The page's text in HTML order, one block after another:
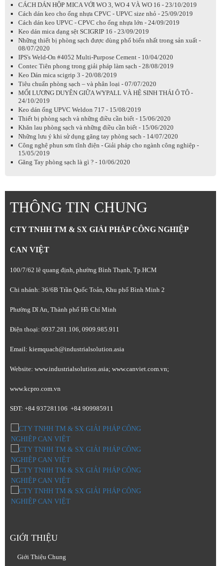
CÁCH DÁN HỘP MICA VỚI WO 3, WO 4 VÀ WO 16 - 23/10/2019
Cách dán keo cho ống nhựa CPVC - UPVC size nhỏ - 25/09/2019
Cách dán keo UPVC - CPVC cho ống nhựa lớn - 24/09/2019
Keo dán mica dạng sệt SCIGRIP 16 - 23/09/2019
Những thiết bị phòng sạch được dùng phổ biến nhất trong sản xuất -
08/07/2020
IPS's Weld-On #4052 Multi-Purpose Cement - 10/04/2020
Contec Tiên phong trong giải pháp làm sạch - 28/08/2019
Keo Dán mica scigrip 3 - 20/08/2019
Tiêu chuẩn phòng sạch – và phân loại - 07/07/2020
MỐI LƯƠNG DUYÊN GIỮA WYPALL VÀ HỆ SINH THÁI Ô TÔ -
24/10/2019
Keo dán ống UPVC Weldon 717 - 15/08/2019
Thiết bị phòng sạch và những điều cần biết - 15/06/2020
Khăn lau phòng sạch và những điều cần biết - 15/06/2020
Những lưu ý khi sử dụng găng tay phòng sạch - 14/07/2020
Công nghệ phun sơn tĩnh điện - Giải pháp cho ngành công nghiệp -
15/05/2019
Găng Tay phòng sạch là gì ? - 10/06/2020
THÔNG TIN CHUNG
CTY TNHH TM & SX GIẢI PHÁP CÔNG NGHIỆP
CAN VIỆT
100/7/62 lê quang định, phường Bình Thạnh, Tp.HCM
Chi nhánh: 36/6B Trần Quốc Toản, Khu phố Bình Minh 2
Phường Dĩ An, Thành phố Hồ Chí Minh
Điện thoại: 0937.281.106, 0909.985.911
Email: kiemquach@industrialsolution.asia
Website: www.industrialsolution.asia; www.canviet.com.vn;
www.kcpro.com.vn
SĐT: +84 937281106 +84 909985911
GIỚI THIỆU
Giới Thiệu Chung